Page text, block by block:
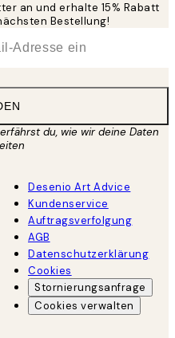
an und erhalte 15% Rabatt
Bestellung!
du, wie wir deine Daten
Desenio Art Advice
Kundenservice
Auftragsverfolgung
AGB
Datenschutzerklärung
Cookies
Stornierungsanfrage
Cookies verwalten